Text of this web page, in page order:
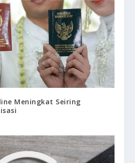
Meningkat Seiring